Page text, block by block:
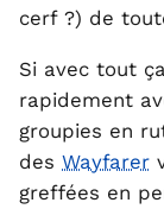
cerf ?) de
Si avec tout
rapidement
groupies en
des Wayfarer
greffées en